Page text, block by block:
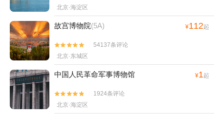
北京·海淀区
故宫博物院(5A) ¥112起


54137条评论
北京·东城区
中国人民革命军事博物馆 ¥1起


1924条评论
北京·海淀区